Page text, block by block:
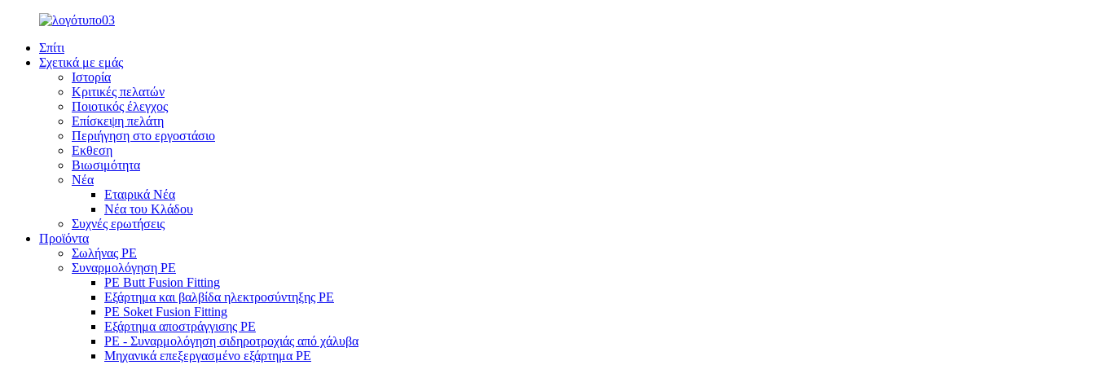
Σπίτι
Σχετικά με εμάς
Ιστορία
Κριτικές πελατών
Ποιοτικός έλεγχος
Επίσκεψη πελάτη
Περιήγηση στο εργοστάσιο
Εκθεση
Βιωσιμότητα
Νέα
Εταιρικά Νέα
Νέα του Κλάδου
Συχνές ερωτήσεις
Προϊόντα
Σωλήνας PE
Συναρμολόγηση PE
PE Butt Fusion Fitting
Εξάρτημα και βαλβίδα ηλεκτροσύντηξης PE
PE Soket Fusion Fitting
Εξάρτημα αποστράγγισης PE
PE - Συναρμολόγηση σιδηροτροχιάς από χάλυβα
Μηχανικά επεξεργασμένο εξάρτημα PE